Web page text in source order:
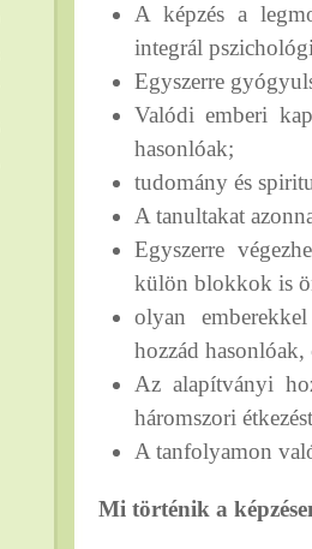
A képzés a
integrál
Egyszerre
Valódi emberi
hasonlóak;
tudomány és
A tanultakat
Egyszerre
külön blokkok is
olyan
hozzád hasonlóak,
Az alapítványi
háromszori
A tanfolyamon
Mi történik a